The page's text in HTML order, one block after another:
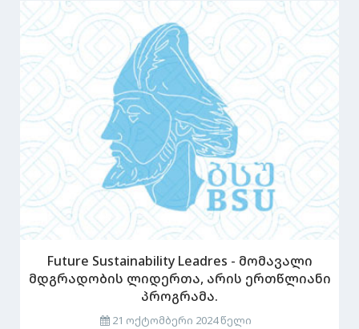
Future Sustainability Leadres - მომავალი
მდგრადობის ლიდერთა, არის ერთწლიანი
პროგრამა.
21 ოქტომბერი 2024 წელი